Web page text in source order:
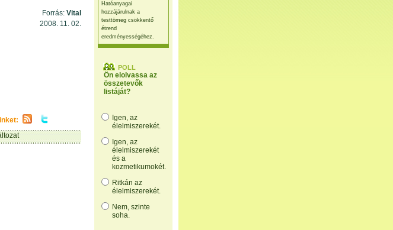
Hatóanyagai
hozzájárulnak a
testtömeg csökkentő
étrend
eredményességéhez.
POLL
Ön elolvassa az
összetevők
listáját?
Igen, az
élelmiszerekét.
Igen, az
élelmiszerekét
és a
kozmetikumokét.
Ritkán az
élelmiszerekét.
Nem, szinte
soha.
Forrás: Vital
2008. 11. 02.